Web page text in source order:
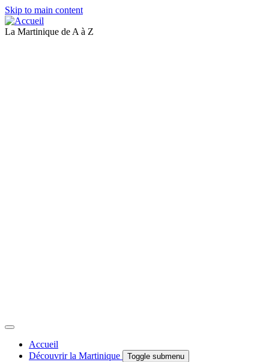
Skip to main content
La Martinique de A à Z
Accueil
Découvrir la Martinique
Toggle submenu